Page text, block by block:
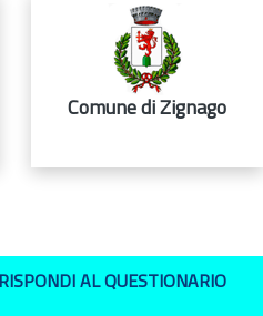
Comune di Zignago
RISPONDI AL QUESTIONARIO